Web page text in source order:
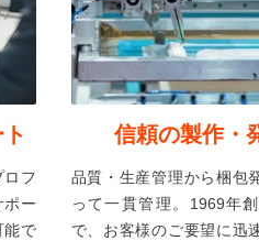
フ
ポー
能で
信頼の製作・
品質・生産管理から梱包
って一貫管理。1969年
で、お客様のご要望に迅